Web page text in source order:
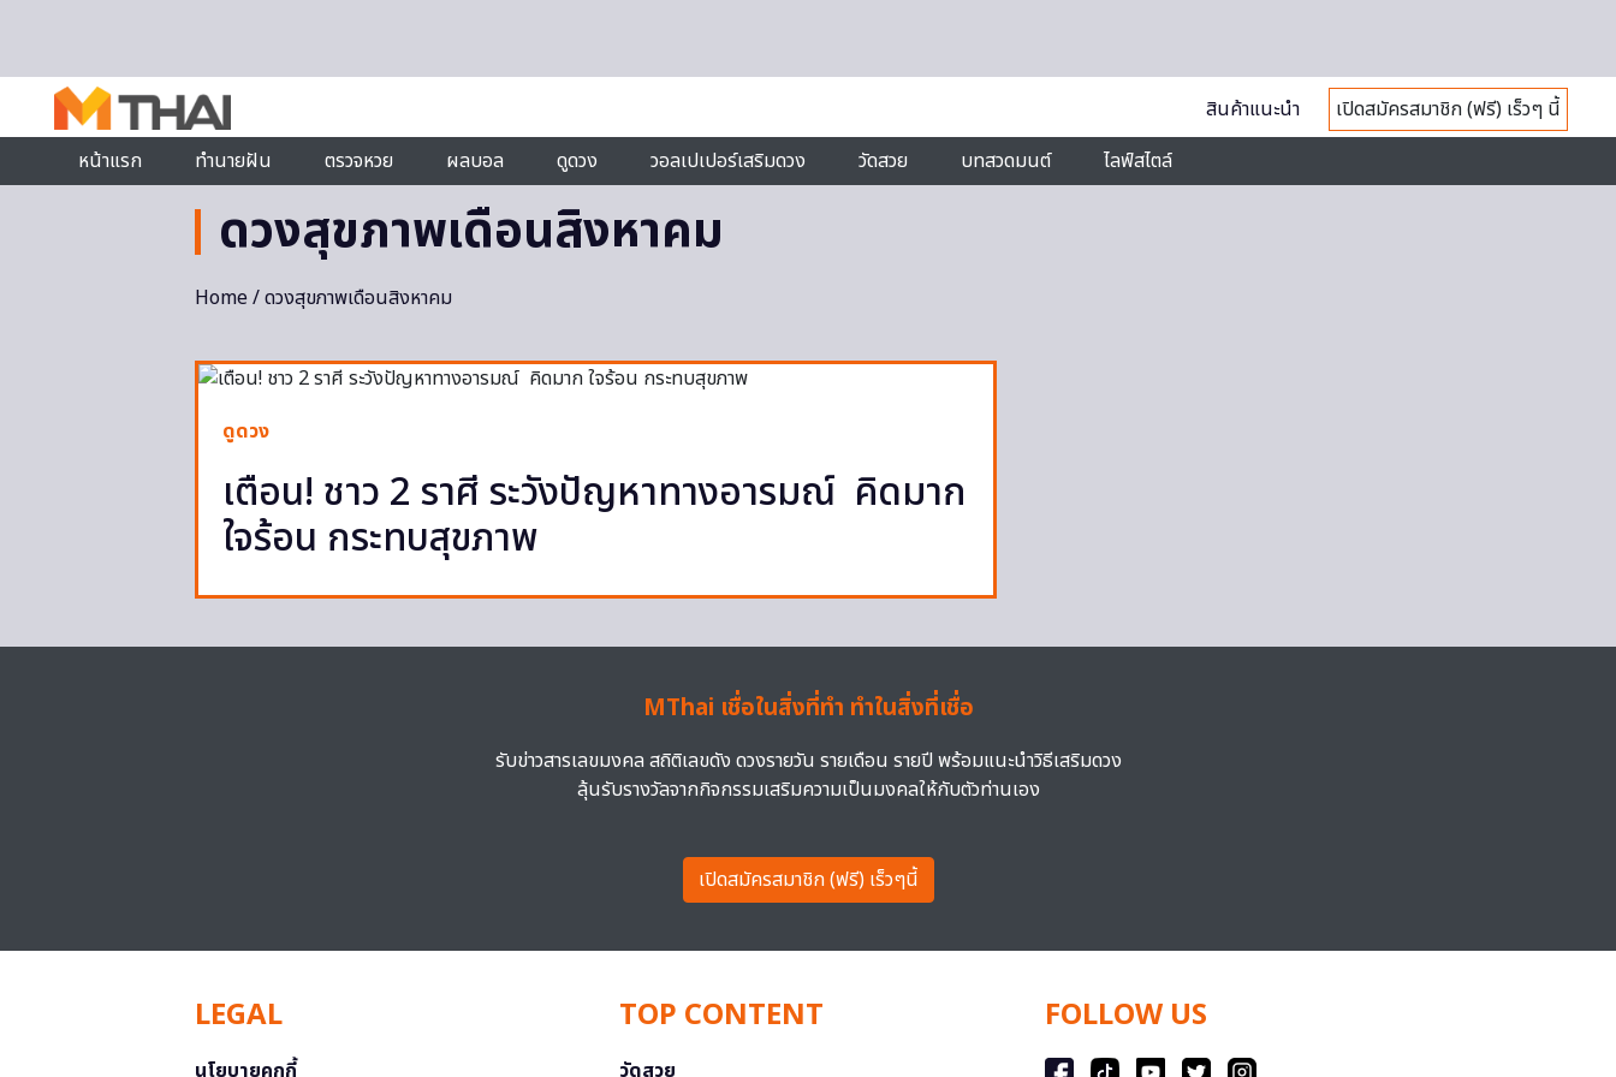
สินค้าแนะนำ
เปิดสมัครสมาชิก (ฟรี) เร็วๆ นี้
หน้าแรก
ทำนายฝัน ตรวจหวย ผลบอล ดูดวง วอลเปเปอร์เสริมดวง วัดสวย บทสวดมนต์ ไลฟ์สไตล์
ดวงสุขภาพเดือนสิงหาคม
Home/ ดวงสุขภาพเดือนสิงหาคม
ดูดวง
เตือน! ชาว 2 ราศี ระวังปัญหาทางอารมณ์ คิดมาก
ใจร้อน กระทบสุขภาพ
MThai เชื่อในสิ่งที่ทำ ทำในสิ่งที่เชื่อ
รับข่าวสารเลขมงคล สถิติเลขดัง ดวงรายวัน รายเดือน รายปี พร้อมแนะนำวิธีเสริมดวง
ลุ้นรับรางวัลจากกิจกรรมเสริมความเป็นมงคลให้กับตัวท่านเอง
เปิดสมัครสมาชิก (ฟรี) เร็วๆนี้
LEGAL
นโยบายคุกกี้
TOP CONTENT
วัดสวย
FOLLOW US